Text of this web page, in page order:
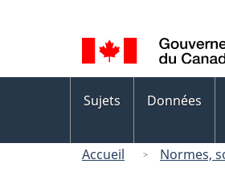
de
la
langue
des
Sujets Données
Accueil Normes,